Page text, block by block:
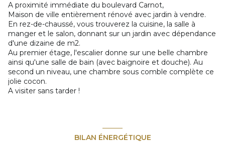
A proximité immédiate du boulevard Carnot,
Maison de ville entièrement rénové avec jardin à vendre.
En rez-de-chaussé, vous trouverez la cuisine, la salle à
manger et le salon, donnant sur un jardin avec dépendance
d'une dizaine de m2.
Au premier étage, l'escalier donne sur une belle chambre
ainsi qu'une salle de bain (avec baignoire et douche). Au
second un niveau, une chambre sous comble complète ce
jolie cocon.
A visiter sans tarder !
BILAN ÉNERGÉTIQUE